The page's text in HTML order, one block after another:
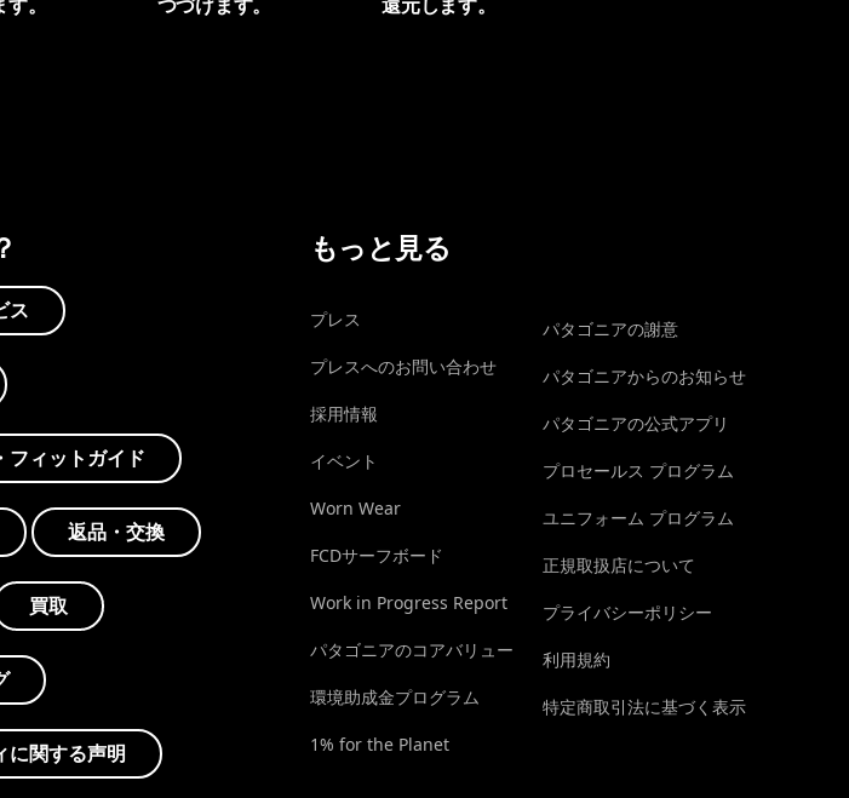
ス
フィットガイド
返品・交換
買取
に関する声明
もっと見る
プレス
プレスへのお問い合わせ
採用情報
イベント
Worn Wear
FCDサーフボード
Work in Progress Report
パタゴニアのコアバリュー
環境助成金プログラム
1% for the Planet
パタゴニアの謝意
パタゴニアからのお知らせ
パタゴニアの公式アプリ
プロセールス プログラム
ユニフォーム プログラム
正規取扱店について
プライバシーポリシー
利用規約
特定商取引法に基づく表示